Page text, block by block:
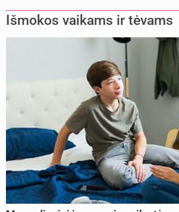
Išmokos vaikams ir tėvams